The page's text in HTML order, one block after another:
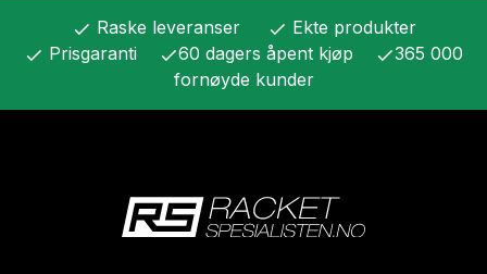
check Raske leveranser check Ekte produkter
check Prisgaranti check60 dagers åpent kjøp check365 000
fornøyde kunder